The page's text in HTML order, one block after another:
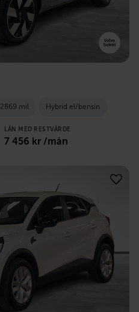
2869 mil Hybrid el/bensin
LÅN MED RESTVÄRDE
7 456 kr /mån